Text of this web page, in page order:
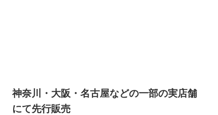
神奈川・大阪・名古屋などの一部の実店舗
にて先行販売